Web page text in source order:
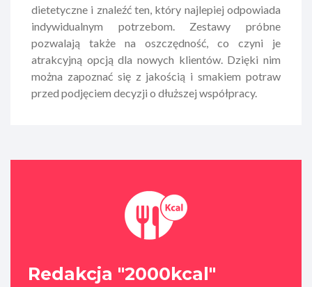
dietetyczne i znaleźć ten, który najlepiej odpowiada
indywidualnym potrzebom. Zestawy próbne
pozwalają także na oszczędność, co czyni je
atrakcyjną opcją dla nowych klientów. Dzięki nim
można zapoznać się z jakością i smakiem potraw
przed podjęciem decyzji o dłuższej współpracy.
Redakcja "2000kcal"